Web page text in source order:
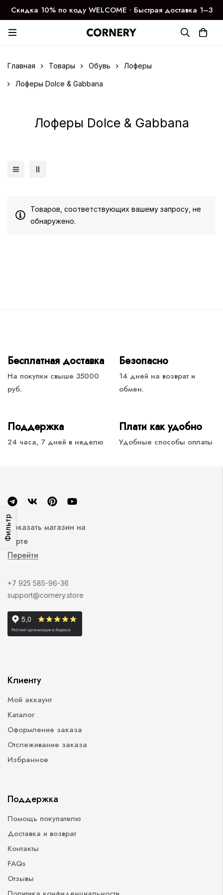
Скидка 10% по коду WELCOME ∙ Быстрая доставка 1–3
дня
Главная Товары Обувь Лоферы
Лоферы Dolce & Gabbana
Лоферы Dolce & Gabbana
Фильтр
Товаров, соответствующих вашему запросу, не
обнаружено.
Бесплатная доставка
На покупки свыше 35000
руб.
Безопасно
14 дней на возврат и
обмен.
Поддержка
24 часа, 7 дней в неделю
Плати как удобно
Удобные способы оплаты
Показать магазин на
карте
Перейти
+7 925 585-96-36
support@cornery.store
Клиенту
Мой аккаунт
Каталог
Оформление заказа
Отслеживание заказа
Избранное
Поддержка
Помощь покупателю
Доставка и возврат
Контакты
FAQs
Отзывы